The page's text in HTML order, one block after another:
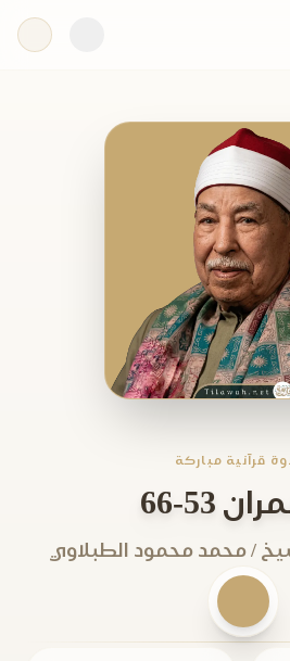
قرآنية مباركة
53-66
/ محمد محمود الطبلاوي